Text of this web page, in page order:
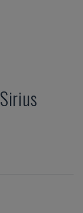
Sirius